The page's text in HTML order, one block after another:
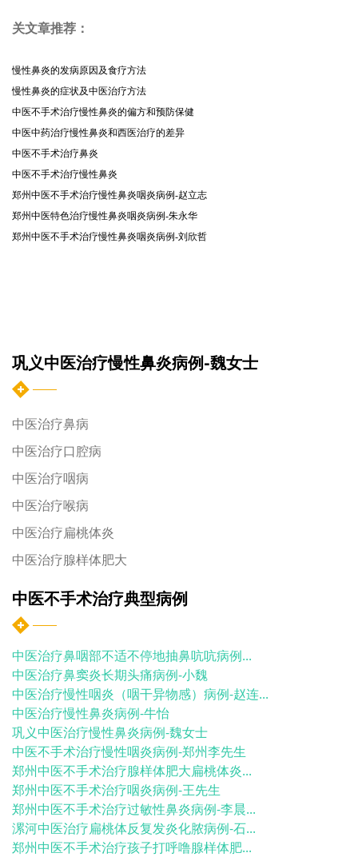
关文章推荐：
慢性鼻炎的发病原因及食疗方法
慢性鼻炎的症状及中医治疗方法
中医不手术治疗慢性鼻炎的偏方和预防保健
中医中药治疗慢性鼻炎和西医治疗的差异
中医不手术治疗鼻炎
中医不手术治疗慢性鼻炎
郑州中医不手术治疗慢性鼻炎咽炎病例-赵立志
郑州中医特色治疗慢性鼻炎咽炎病例-朱永华
郑州中医不手术治疗慢性鼻炎咽炎病例-刘欣哲
巩义中医治疗慢性鼻炎病例-魏女士
中医治疗鼻病
中医治疗口腔病
中医治疗咽病
中医治疗喉病
中医治疗扁桃体炎
中医治疗腺样体肥大
中医不手术治疗典型病例
中医治疗鼻咽部不适不停地抽鼻吭吭病例...
中医治疗鼻窦炎长期头痛病例-小魏
中医治疗慢性咽炎（咽干异物感）病例-赵连...
中医治疗慢性鼻炎病例-牛怡
巩义中医治疗慢性鼻炎病例-魏女士
中医不手术治疗慢性咽炎病例-郑州李先生
郑州中医不手术治疗腺样体肥大扁桃体炎...
郑州中医不手术治疗咽炎病例-王先生
郑州中医不手术治疗过敏性鼻炎病例-李晨...
漯河中医治疗扁桃体反复发炎化脓病例-石...
郑州中医不手术治疗孩子打呼噜腺样体肥...